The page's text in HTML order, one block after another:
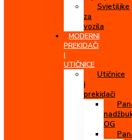
Svjetiljke
za
vozila
MODERNI
PREKIDAČI
I
UTIČNICE
Utičnice
i
prekidači
OG